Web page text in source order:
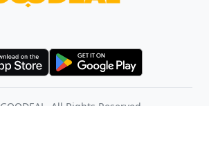
GOODEAL. All Rights Reserved.